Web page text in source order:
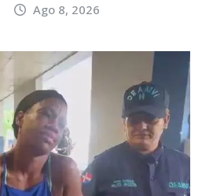
Ago 8, 2026